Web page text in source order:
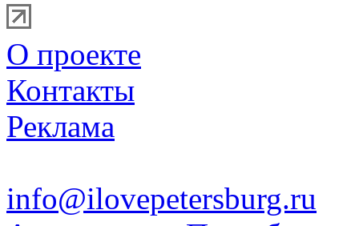
О проекте
Контакты
Реклама
info@ilovepetersburg.ru